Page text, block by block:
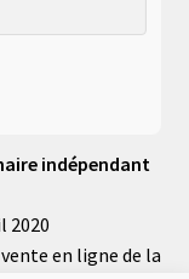
indépendant
2020
en ligne de la